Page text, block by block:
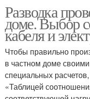
Разводка
доме. Выбор
кабеля и
Чтобы правильно
в частном доме
специальных
«Таблицей